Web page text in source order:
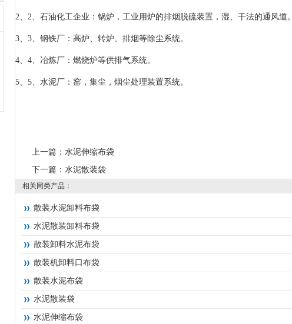
2、2、石油化工企业：锅炉，工业用炉的排烟脱硫装置，湿、干法的通风道。
3、3、钢铁厂：高炉、转炉、排烟等除尘系统。
4、4、冶炼厂：燃烧炉等供排气系统。
5、5、水泥厂：窑，集尘，烟尘处理装置系统。
上一篇： 水泥伸缩布袋
下一篇： 水泥散装袋
相关同类产品：
散装水泥卸料布袋
水泥散装卸料布袋
散装卸料水泥布袋
散装机卸料口布袋
散装水泥布袋
水泥散装袋
水泥伸缩布袋